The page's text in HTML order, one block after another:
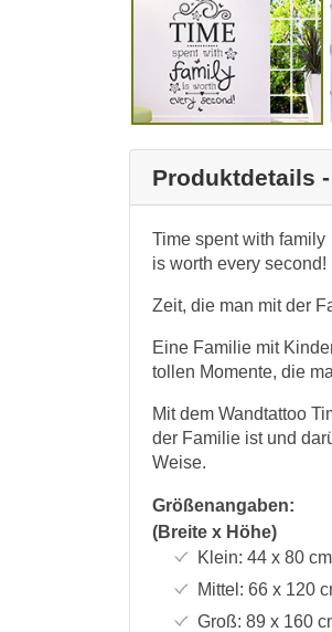
Produktdetails
Time spent with family
is worth every second!
Zeit, die man mit der
Eine Familie mit
tollen Momente, die
Mit dem Wandtattoo
der Familie ist und
Weise.
Größenangaben:
(Breite x Höhe)
Klein: 44 x 80cm
Mittel: 66 x 120
Groß: 89 x 160